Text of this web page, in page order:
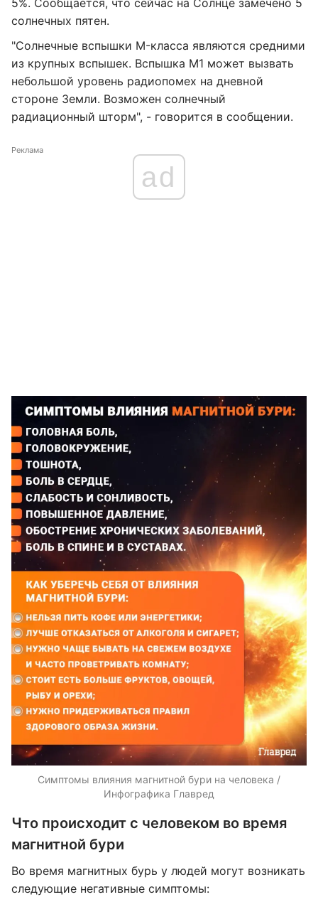
5%. Сообщается, что сейчас на Солнце замечено 5
солнечных пятен.
"Солнечные вспышки M-класса являются средними
из крупных вспышек. Вспышка М1 может вызвать
небольшой уровень радиопомех на дневной
стороне Земли. Возможен солнечный
радиационный шторм", - говорится в сообщении.
Реклама
ad
Симптомы влияния магнитной бури на человека /
Инфографика Главред
Что происходит с человеком во время
магнитной бури
Во время магнитных бурь у людей могут возникать
следующие негативные симптомы: